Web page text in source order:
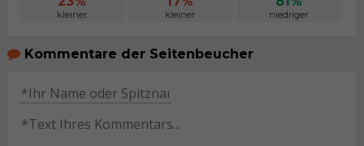
kleiner kleiner niedriger
Kommentare der Seitenbeucher